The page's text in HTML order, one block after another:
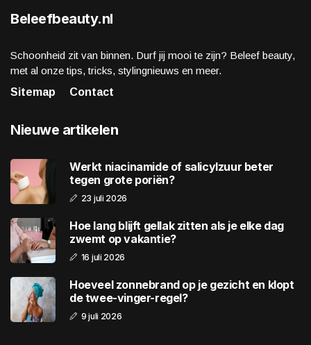
Beleefbeauty.nl
Schoonheid zit van binnen. Durf jij mooi te zijn? Beleef beauty,
met al onze tips, tricks, stylingnieuws en meer.
Sitemap
Contact
Nieuwe artikelen
Werkt niacinamide of salicylzuur beter
tegen grote poriën?
23 juli 2026
Hoe lang blijft gellak zitten als je elke dag
zwemt op vakantie?
16 juli 2026
Hoeveel zonnebrand op je gezicht en klopt
de twee-vinger-regel?
9 juli 2026